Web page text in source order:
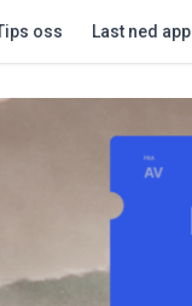
oss Last ned app